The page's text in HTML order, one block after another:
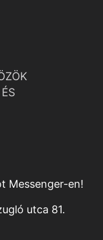
Messenger-en!
utca 81.